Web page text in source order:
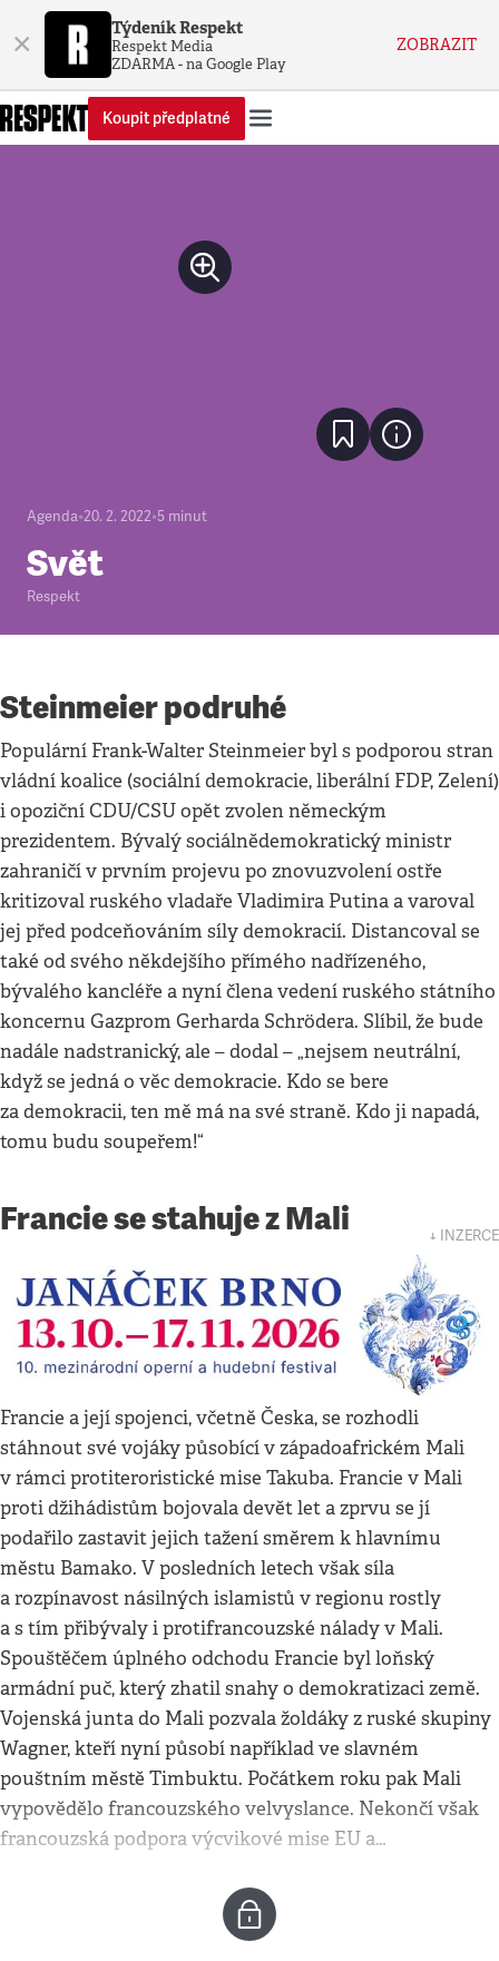
× Týdeník Respekt
Respekt Media
ZDARMA - na Google Play
ZOBRAZIT
Koupit předplatné
Agenda•20. 2. 2022•5 minut
Svět
Respekt
Steinmeier podruhé
Populární Frank-Walter Steinmeier byl s podporou stran
vládní koalice (sociální demokracie, liberální FDP, Zelení)
i opoziční CDU/CSU opět zvolen německým
prezidentem. Bývalý sociálnědemokratický ministr
zahraničí v prvním projevu po znovuzvolení ostře
kritizoval ruského vladaře Vladimira Putina a varoval
jej před podceňováním síly demokracií. Distancoval se
také od svého někdejšího přímého nadřízeného,
bývalého kancléře a nyní člena vedení ruského státního
koncernu Gazprom Gerharda Schrödera. Slíbil, že bude
nadále nadstranický, ale – dodal – „nejsem neutrální,
když se jedná o věc demokracie. Kdo se bere
za demokracii, ten mě má na své straně. Kdo ji napadá,
tomu budu soupeřem!“
Francie se stahuje z Mali ↓ INZERCE
Francie a její spojenci, včetně Česka, se rozhodli
stáhnout své vojáky působící v západoafrickém Mali
v rámci protiteroristické mise Takuba. Francie v Mali
proti džihádistům bojovala devět let a zprvu se jí
podařilo zastavit jejich tažení směrem k hlavnímu
městu Bamako. V posledních letech však síla
a rozpínavost násilných islamistů v regionu rostly
a s tím přibývaly i protifrancouzské nálady v Mali.
Spouštěčem úplného odchodu Francie byl loňský
armádní puč, který zhatil snahy o demokratizaci země.
Vojenská junta do Mali pozvala žoldáky z ruské skupiny
Wagner, kteří nyní působí například ve slavném
pouštním městě Timbuktu. Počátkem roku pak Mali
vypovědělo francouzského velvyslance. Nekončí však
francouzská podpora výcvikové mise EU a…